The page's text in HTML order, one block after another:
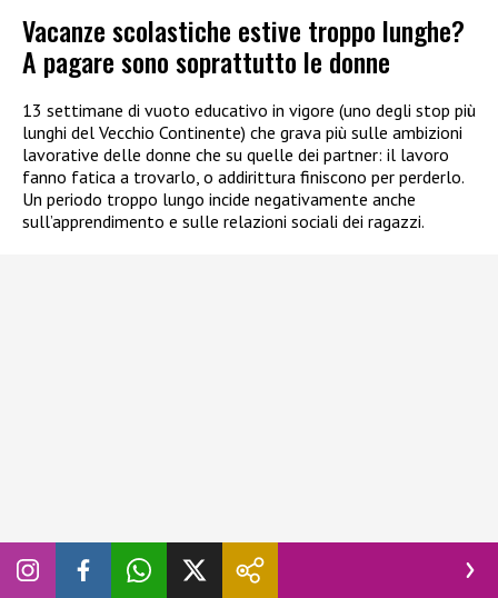
Vacanze scolastiche estive troppo lunghe?
A pagare sono soprattutto le donne
13 settimane di vuoto educativo in vigore (uno degli stop più
lunghi del Vecchio Continente) che grava più sulle ambizioni
lavorative delle donne che su quelle dei partner: il lavoro
fanno fatica a trovarlo, o addirittura finiscono per perderlo.
Un periodo troppo lungo incide negativamente anche
sull’apprendimento e sulle relazioni sociali dei ragazzi.